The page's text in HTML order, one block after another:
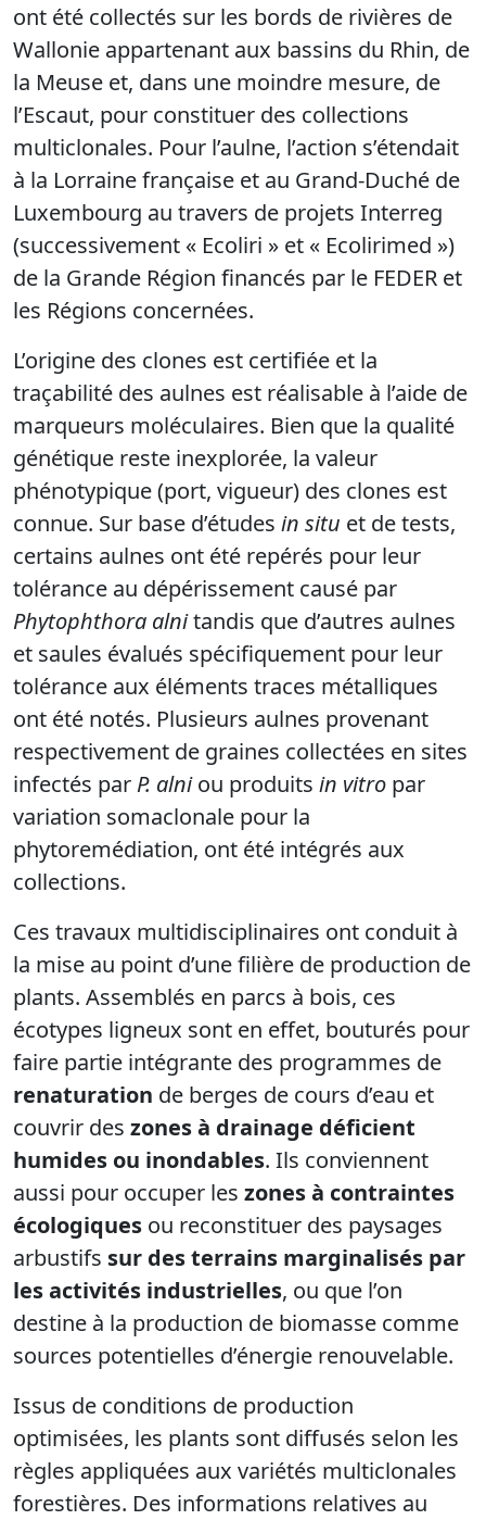
ont été collectés sur les bords de rivières de
Wallonie appartenant aux bassins du Rhin, de
la Meuse et, dans une moindre mesure, de
l’Escaut, pour constituer des collections
multiclonales. Pour l’aulne, l’action s’étendait
à la Lorraine française et au Grand-Duché de
Luxembourg au travers de projets Interreg
(successivement « Ecoliri » et « Ecolirimed »)
de la Grande Région financés par le FEDER et
les Régions concernées.
L’origine des clones est certifiée et la
traçabilité des aulnes est réalisable à l’aide de
marqueurs moléculaires. Bien que la qualité
génétique reste inexplorée, la valeur
phénotypique (port, vigueur) des clones est
connue. Sur base d’études in situ et de tests,
certains aulnes ont été repérés pour leur
tolérance au dépérissement causé par
Phytophthora alnitandis que d’autres aulnes
et saules évalués spécifiquement pour leur
tolérance aux éléments traces métalliques
ont été notés. Plusieurs aulnes provenant
respectivement de graines collectées en sites
infectés par P. alniou produits in vitro par
variation somaclonale pour la
phytoremédiation, ont été intégrés aux
collections.
Ces travaux multidisciplinaires ont conduit à
la mise au point d’une filière de production de
plants. Assemblés en parcs à bois, ces
écotypes ligneux sont en effet, bouturés pour
faire partie intégrante des programmes de
renaturation de berges de cours d’eau et
couvrir des zones à drainage déficient
humides ou inondables. Ils conviennent
aussi pour occuper les zones à contraintes
écologiques ou reconstituer des paysages
arbustifs sur des terrains marginalisés par
les activités industrielles, ou que l’on
destine à la production de biomasse comme
sources potentielles d’énergie renouvelable.
Issus de conditions de production
optimisées, les plants sont diffusés selon les
règles appliquées aux variétés multiclonales
forestières. Des informations relatives au